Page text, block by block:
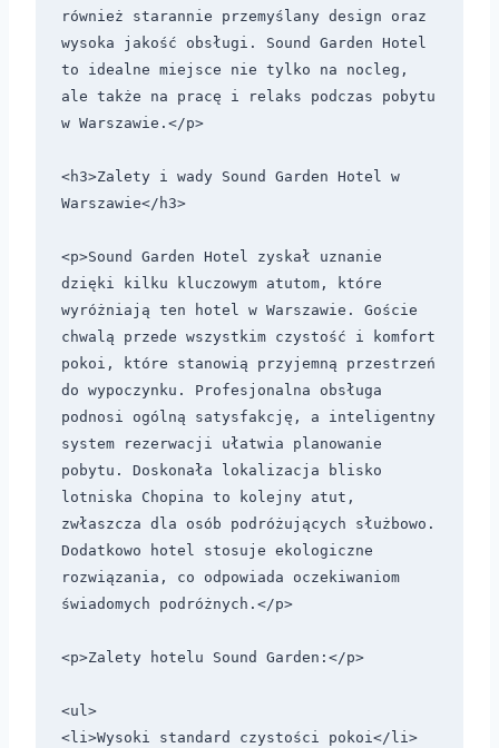
również starannie przemyślany design oraz
wysoka jakość obsługi. Sound Garden Hotel
to idealne miejsce nie tylko na nocleg,
ale także na pracę i relaks podczas pobytu
w Warszawie.</p>
<h3>Zalety i wady Sound Garden Hotel w
Warszawie</h3>
<p>Sound Garden Hotel zyskał uznanie
dzięki kilku kluczowym atutom, które
wyróżniają ten hotel w Warszawie. Goście
chwalą przede wszystkim czystość i komfort
pokoi, które stanowią przyjemną przestrzeń
do wypoczynku. Profesjonalna obsługa
podnosi ogólną satysfakcję, a inteligentny
system rezerwacji ułatwia planowanie
pobytu. Doskonała lokalizacja blisko
lotniska Chopina to kolejny atut,
zwłaszcza dla osób podróżujących służbowo.
Dodatkowo hotel stosuje ekologiczne
rozwiązania, co odpowiada oczekiwaniom
świadomych podróżnych.</p>
<p>Zalety hotelu Sound Garden:</p>
<ul>
<li>Wysoki standard czystości pokoi</li>